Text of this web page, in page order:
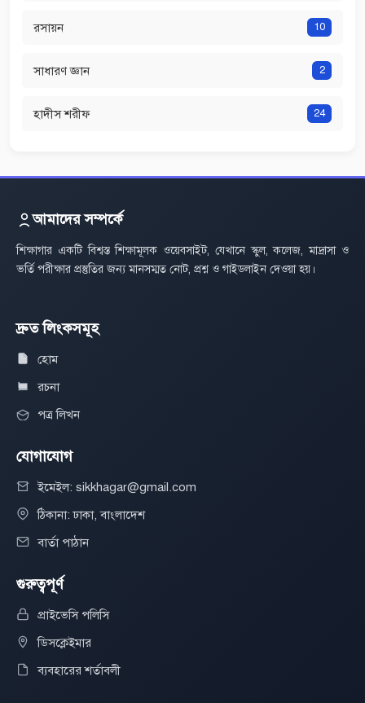
রসায়ন 10
সাধারণ জ্ঞান 2
হাদীস শরীফ 24
আমাদের সম্পর্কে
শিক্ষাগার একটি বিশ্বস্ত শিক্ষামূলক ওয়েবসাইট, যেখানে স্কুল, কলেজ, মাদ্রাসা ও
ভর্তি পরীক্ষার প্রস্তুতির জন্য মানসম্মত নোট, প্রশ্ন ও গাইডলাইন দেওয়া হয়।
দ্রুত লিংকসমূহ
হোম
রচনা
পত্র লিখন
যোগাযোগ
ইমেইল: sikkhagar@gmail.com
ঠিকানা: ঢাকা, বাংলাদেশ
বার্তা পাঠান
গুরুত্বপূর্ণ
প্রাইভেসি পলিসি
ডিসক্লেইমার
ব্যবহারের শর্তাবলী